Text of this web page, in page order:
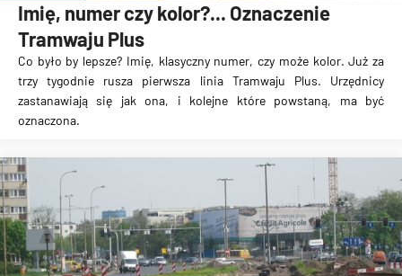
Imię, numer czy kolor?... Oznaczenie
Tramwaju Plus
Co było by lepsze? Imię, klasyczny numer, czy może kolor. Już za
trzy tygodnie rusza pierwsza linia Tramwaju Plus. Urzędnicy
zastanawiają się jak ona, i kolejne które powstaną, ma być
oznaczona.